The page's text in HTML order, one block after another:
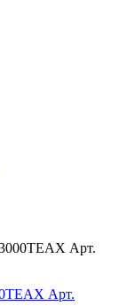
Арт.